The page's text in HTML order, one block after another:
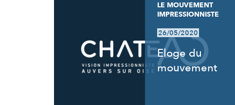
LE MOUVEMENT
IMPRESSIONNISTE
26/05/2020
Eloge du
mouvement